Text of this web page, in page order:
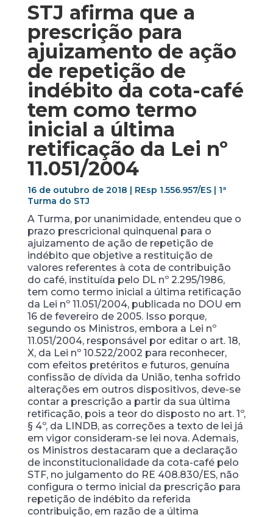
STJ afirma que a
prescrição para
ajuizamento de ação
de repetição de
indébito da cota-café
tem como termo
inicial a última
retificação da Lei nº
11.051/2004
16 de outubro de 2018 | REsp 1.556.957/ES | 1ª
Turma do STJ
A Turma, por unanimidade, entendeu que o
prazo prescricional quinquenal para o
ajuizamento de ação de repetição de
indébito que objetive a restituição de
valores referentes à cota de contribuição
do café, instituída pelo DL nº 2.295/1986,
tem como termo inicial a última retificação
da Lei nº 11.051/2004, publicada no DOU em
16 de fevereiro de 2005. Isso porque,
segundo os Ministros, embora a Lei nº
11.051/2004, responsável por editar o art. 18,
X, da Lei nº 10.522/2002 para reconhecer,
com efeitos pretéritos e futuros, genuína
confissão de dívida da União, tenha sofrido
alterações em outros dispositivos, deve-se
contar a prescrição a partir da sua última
retificação, pois a teor do disposto no art. 1º,
§ 4º, da LINDB, as correções a texto de lei já
em vigor consideram-se lei nova. Ademais,
os Ministros destacaram que a declaração
de inconstitucionalidade da cota-café pelo
STF, no julgamento do RE 408.830/ES, não
configura o termo inicial da prescrição para
repetição de indébito da referida
contribuição, em razão de a última